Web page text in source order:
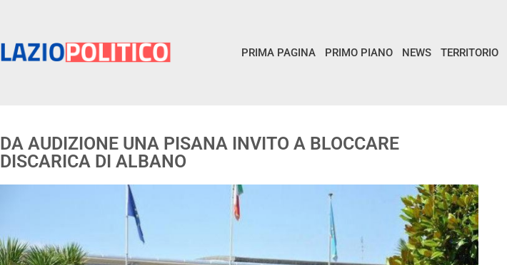
PRIMA PAGINA PRIMO PIANO NEWS TERRITORIO
DA AUDIZIONE UNA PISANA INVITO A BLOCCARE
DISCARICA DI ALBANO